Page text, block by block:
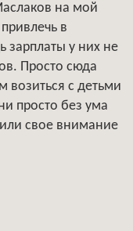
на мой
в
зарплаты у них не
Просто сюда
с детьми
просто без ума
свое внимание